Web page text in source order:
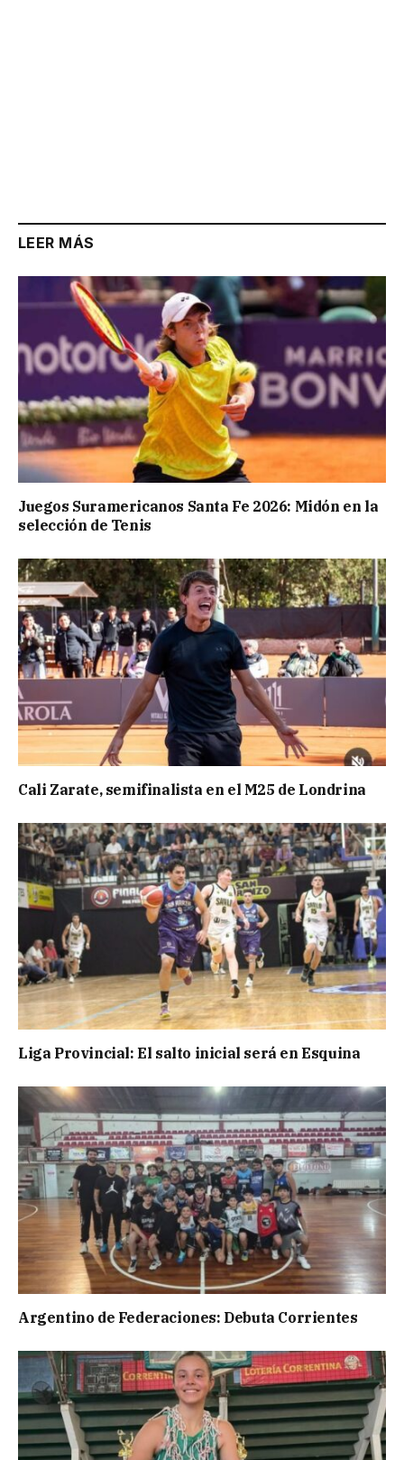
LEER MÁS
Juegos Suramericanos Santa Fe 2026: Midón en la
selección de Tenis
Cali Zarate, semifinalista en el M25 de Londrina
Liga Provincial: El salto inicial será en Esquina
Argentino de Federaciones: Debuta Corrientes